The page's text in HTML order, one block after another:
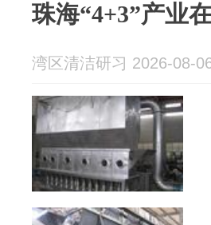
珠海“4+3”产业
湾区清洁研习 2026-08-